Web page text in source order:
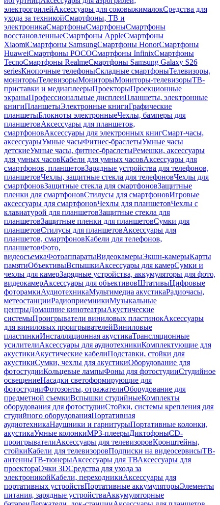
электрогрилейАксессуары для соковыжималокСредства для
ухода за техникойСмартфоны, ТВ и
электроникаСмартфоныСмартфоныСмартфоны
восстановленныеСмартфоны AppleСмартфоны
XiaomiСмартфоны SamsungСмартфоны HonorСмартфоны
HuaweiСмартфоны POCOСмартфоны InfinixСмартфоны
TecnoСмартфоны RealmeСмартфоны Samsung Galaxy S26
seriesКнопочные телефоныСкладные смартфоныТелевизоры,
мониторыТелевизорыМониторыМониторы-телевизорыТВ-
приставки и медиаплеерыПроекторыПроекционные
экраныПрофессиональные дисплеиПланшеты, электронные
книгиПланшетыЭлектронные книгиГрафические
планшетыБлокноты электронныеЧехлы, бамперы для
планшетовАксессуары для планшетов,
смартфоновАксессуары для электронных книгСмарт-часы,
аксессуарыУмные часыФитнес-браслетыУмные часы
детскиеУмные часы, фитнес-браслетыРемешки, аксессуары
для умных часовКабели для умных часовАксессуары для
смартфонов, планшетовЗарядные устройства для телефонов,
планшетовЧехлы, защитные стекла для телефоновЧехлы для
смартфоновЗащитные стекла для смартфоновЗащитные
пленки для смартфоновСтилусы для смартфоновИгровые
аксессуары для смартфоновЧехлы для планшетовЧехлы с
клавиатурой для планшетовЗащитные стекла для
планшетовЗащитные пленки для планшетовСумки для
планшетовСтилусы для планшетовАксессуары для
планшетов, смартфоновКабели для телефонов,
планшетовФото,
видеосъемкаФотоаппаратыВидеокамерыЭкшн-камерыКарты
памятиОбъективыВспышкиАксессуары для камерСумки и
чехлы для камерЗарядные устройства, аккумуляторы для фото,
видеокамерАксессуары для объективовШтативыЦифровые
фоторамкиАудиотехникаМультимедиа акустикаРадиочасы,
метеостанцииРадиоприемникиМузыкальные
центрыДомашние кинотеатрыАкустические
системыПроигрыватели виниловых пластинокАксессуары
для виниловых проигрывателейВиниловые
пластинкиИнсталляционная акустикаТрансляционные
усилителиАксессуары для аудиотехникиКомплектующие для
акустикиАкустические кабелиПодставки, стойки для
акустикиСумки, чехлы для акустикиОборудование для
фотостудииКольцевые лампыФоны для фотостудииСтудийное
освещениеНасадки светоформирующие для
фотостудииФотозонты, отражателиОборудование для
предметной съемкиВспышки студийныеКомплекты
оборудования для фотостудииСтойки, системы крепления для
студийного оборудованияПортативная
аудиотехникаНаушники и гарнитурыПортативные колонки,
акустикаУмные колонкиMP3-плеерыДиктофоныCD-
проигрывателиАксессуары для телевизоровКронштейны,
стойкиКабели для телевизоровПодписки на видеосервисыТВ-
антенныТВ-тюнерыАксессуары для ТВАксессуары для
проектораОчки 3DСредства для ухода за
электроникойКабели, переходникиАксессуары для
портативных устройствПортативные аккумуляторыЭлементы
питания, зарядные устройстваАккумуляторные